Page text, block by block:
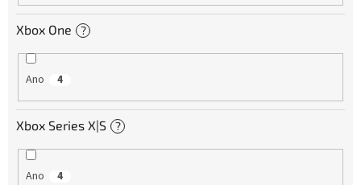
Xbox One ?
Ano 4
Xbox Series X|S ?
Ano 4